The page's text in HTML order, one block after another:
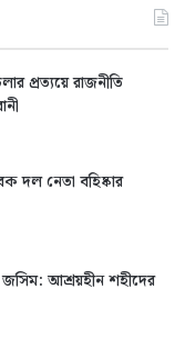
প্রত্যয়ে রাজনীতি
দল নেতা বহিষ্কার
আশ্রয়হীন শহীদের